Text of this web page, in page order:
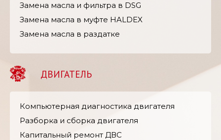
Замена масла и фильтра в DSG
Замена масла в муфте HALDEX
Замена масла в раздатке
ДВИГАТЕЛЬ
Компьютерная диагностика двигателя
Разборка и сборка двигателя
Капитальный ремонт ДВС